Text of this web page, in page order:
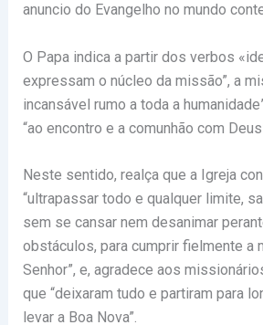
anuncio do Evangelho no mundo
O Papa indica a partir dos verbos
expressam o núcleo da missão”, a
incansável rumo a toda a
“ao encontro e a comunhão com
Neste sentido, realça que a Igreja
“ultrapassar todo e qualquer limite,
sem se cansar nem desanimar
obstáculos, para cumprir fielmente a
Senhor”, e, agradece aos
que “deixaram tudo e partiram para
levar a Boa Nova”.